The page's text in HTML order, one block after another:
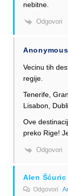
nebitne.
Odgovori
Anonymous
Vecinu tih
regije.
Tenerife,
Lisabon,
Ove
preko Rige!
Odgovori
Alen Šćuric
Odgovori